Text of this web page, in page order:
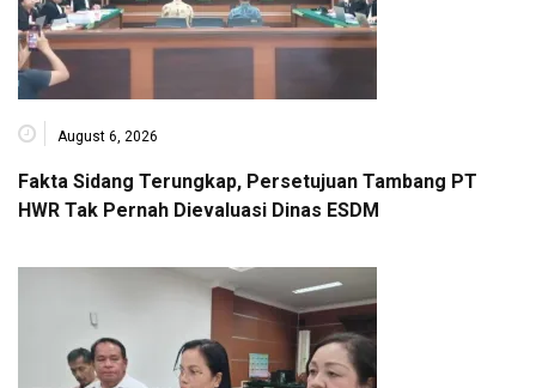
August 6, 2026
Fakta Sidang Terungkap, Persetujuan Tambang PT
HWR Tak Pernah Dievaluasi Dinas ESDM